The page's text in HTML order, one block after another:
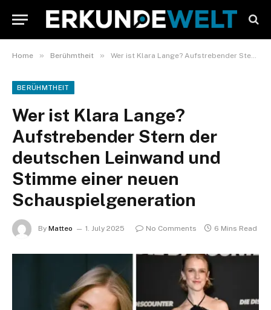
Home » Berühmtheit » Wer ist Klara Lange? Aufstrebender Stern der deutschen Leinwand und Stimme einer neuen Schauspielgeneration
BERÜHMTHEIT
Wer ist Klara Lange?
Aufstrebender Stern der
deutschen Leinwand und
Stimme einer neuen
Schauspielgeneration
By Matteo 1. July 2025 No Comments 6 Mins Read